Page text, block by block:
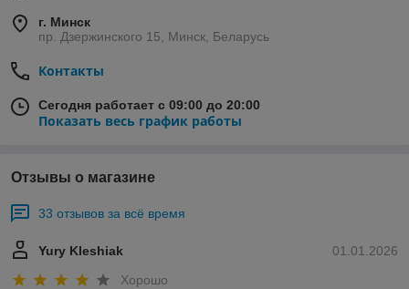
г. Минск
пр. Дзержинского 15, Минск, Беларусь
Контакты
Сегодня работает с 09:00 до 20:00
Показать весь график работы
Отзывы о магазине
33 отзывов за всё время
01.01.2026
Yury Kleshiak
Хорошо